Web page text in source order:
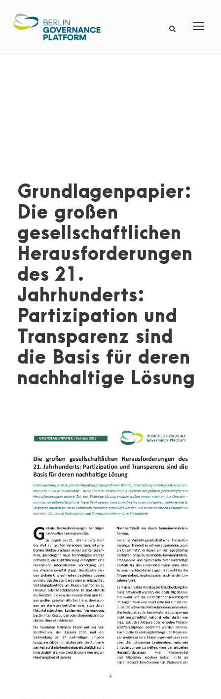
Grundlagenpapier:
Die großen
gesellschaftlichen
Herausforderungen
des 21.
Jahrhunderts:
Partizipation und
Transparenz sind
die Basis für deren
nachhaltige Lösung